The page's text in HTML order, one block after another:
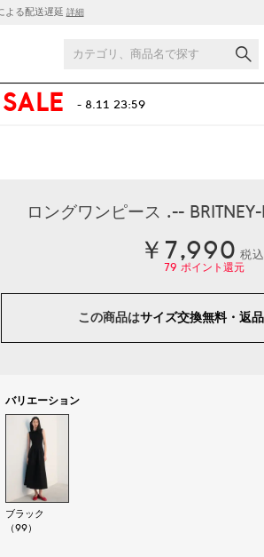
よる配送遅延 詳細
- 8.11 23:59
ロングワンピース .-- BRITNEY-
￥7,990 税込
79 ポイント還元
この商品はサイズ交換無料・返
バリエーション
ブラック
（99）